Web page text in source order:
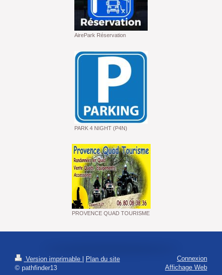
AirePark Réservation
PARK 4 NIGHT (P4N)
PROVENCE QUAD TOURISME
Version imprimable
Plan du site
© pathfinder13
Connexion
Affichage Web